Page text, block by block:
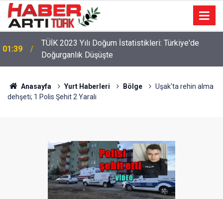
22:47 16 Maddelik Maden Kanunu Teklif Kabul Edildi
Anasayfa Yurt Haberleri Bölge
Uşak'ta rehin alma
dehşeti; 1 Polis Şehit 2 Yaralı